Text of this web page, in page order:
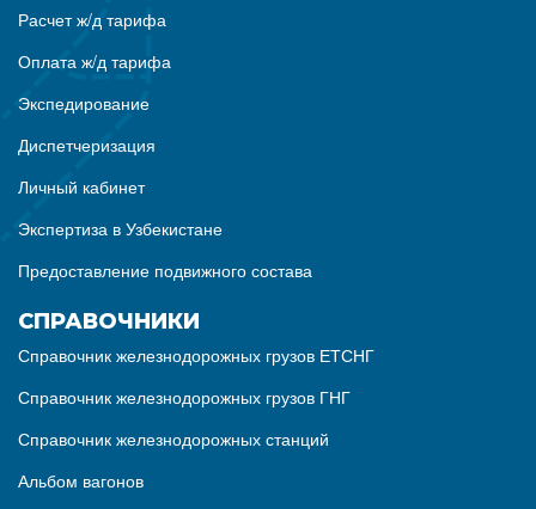
Расчет ж/д тарифа
Оплата ж/д тарифа
Экспедирование
Диспетчеризация
Личный кабинет
Экспертиза в Узбекистане
Предоставление подвижного состава
СПРАВОЧНИКИ
Справочник железнодорожных грузов ЕТСНГ
Справочник железнодорожных грузов ГНГ
Справочник железнодорожных станций
Альбом вагонов